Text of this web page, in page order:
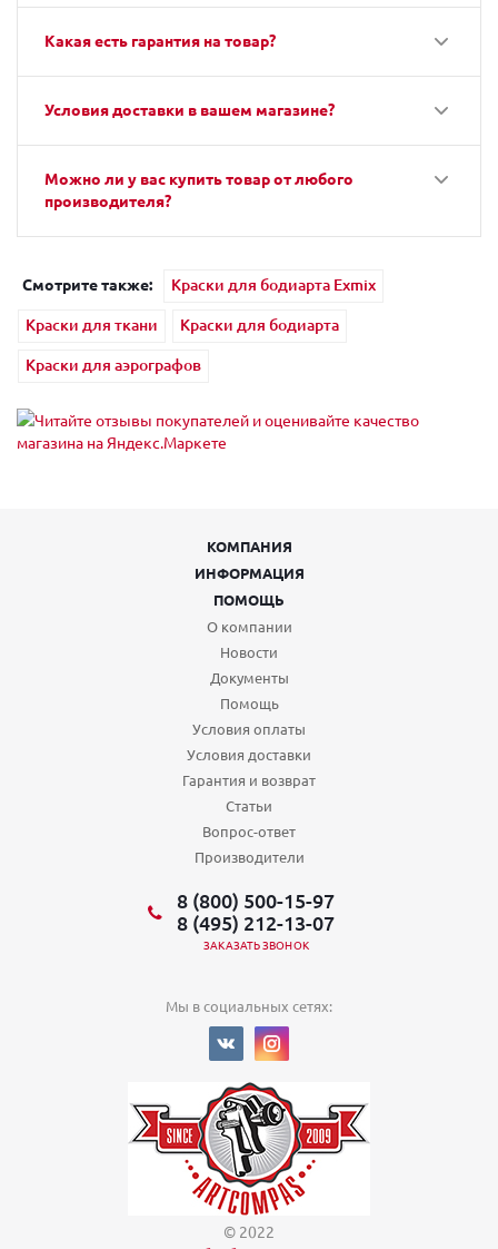
Какая есть гарантия на товар?
Условия доставки в вашем магазине?
Можно ли у вас купить товар от любого
производителя?
Смотрите также:
Краски для бодиарта Exmix
Краски для ткани
Краски для бодиарта
Краски для аэрографов
КОМПАНИЯ
ИНФОРМАЦИЯ
ПОМОЩЬ
О компании
Новости
Документы
Помощь
Условия оплаты
Условия доставки
Гарантия и возврат
Статьи
Вопрос-ответ
Производители
8 (800) 500-15-97
8 (495) 212-13-07
ЗАКАЗАТЬ ЗВОНОК
Мы в социальных сетях:
© 2022